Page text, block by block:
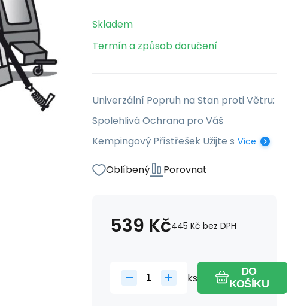
Skladem
Termín a způsob doručení
Univerzální Popruh na Stan proti Větru:
Spolehlivá Ochrana pro Váš
Kempingový Přístřešek Užijte s Více
Oblíbený Porovnat
539 Kč445 Kč bez DPH
ks
DO
KOŠÍKU